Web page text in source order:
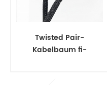
Twisted Pair-
Kabelbaum fi-